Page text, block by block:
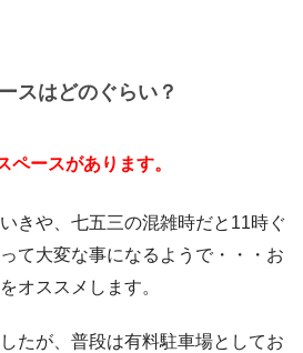
スはどのぐらい？
ペースがあります。
きや、七五三の混雑時だと11時ぐ
て大変な事になるようで・・・お
オススメします。
たが、普段は有料駐車場としてお